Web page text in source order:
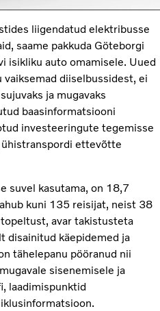
liigendatud elektribusse
saame pakkuda Göteborgi
isikliku auto omamisele. Uued
diiselbussidest, ei
ja mugavaks
baasinformatsiooni
investeeringute tegemisse
ettevõtte
suvel kasutama, on 18,7
kuni 135 reisijat, neist 38
avar takistusteta
disainitud käepidemed ja
tähelepanu pööranud nii
sisenemisele ja
laadimispunktid